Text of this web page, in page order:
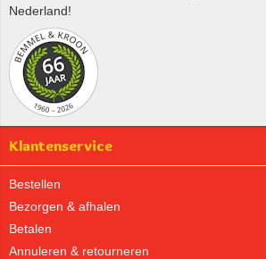
Nederland!
Klantenservice
Bestellen
Bezorgen & afhalen
Betalen
Annuleren & retourneren